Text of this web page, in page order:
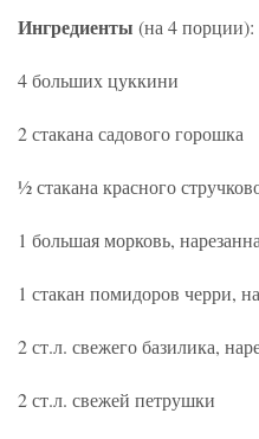
Ингредиенты (на 4 порции):
4 больших цуккини
2 стакана садового горошка
½ стакана красного
1 большая морковь,
1 стакан помидоров черри,
2 ст.л. свежего базилика,
2 ст.л. свежей петрушки